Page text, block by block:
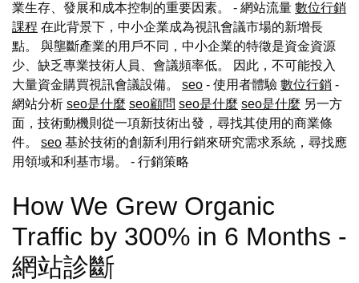
業生存、發展和成本控制的重要因素。 - 網站流量 數位行銷
課程 在此背景下，中小企業成為視訊會議市場的新增長
點。 與壟斷產業的用戶不同，中小企業的特徵是資金資源
少、缺乏專業技術人員、會議頻率低。 因此，不可能投入
大量資金購買視訊會議設備。 seo - 使用者體驗 數位行銷 -
網站分析 seo是什麼 seo顧問 seo是什麼 seo是什麼 另一方
面，技術動機則從一項新技術出發，尋找其使用的商業條
件。 seo 基於技術的創新利用行銷來研究需求系統，尋找應
用領域和利基市場。 - 行銷策略
How We Grew Organic
Traffic by 300% in 6 Months -
網站診斷